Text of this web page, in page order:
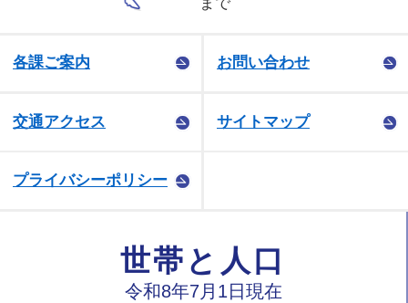
各課ご案内 お問い合わせ
交通アクセス サイトマップ
プライバシーポリシー